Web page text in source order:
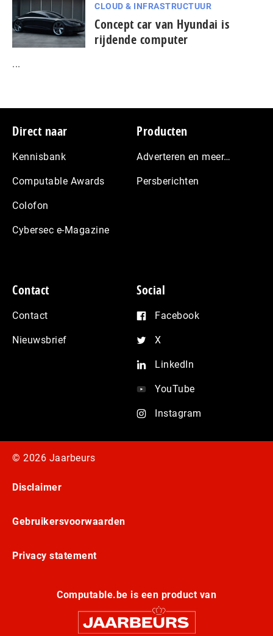
CLOUD & INFRASTRUCTUUR
Concept car van Hyundai is
rijdende computer
...
Footer
Direct naar
Kennisbank
Computable Awards
Colofon
Cybersec e-Magazine
Producten
Adverteren en meer…
Persberichten
Contact
Contact
Nieuwsbrief
Social
Facebook
X
LinkedIn
YouTube
Instagram
© 2026 Jaarbeurs
Disclaimer
Gebruikersvoorwaarden
Privacy statement
Computable.be is een product van